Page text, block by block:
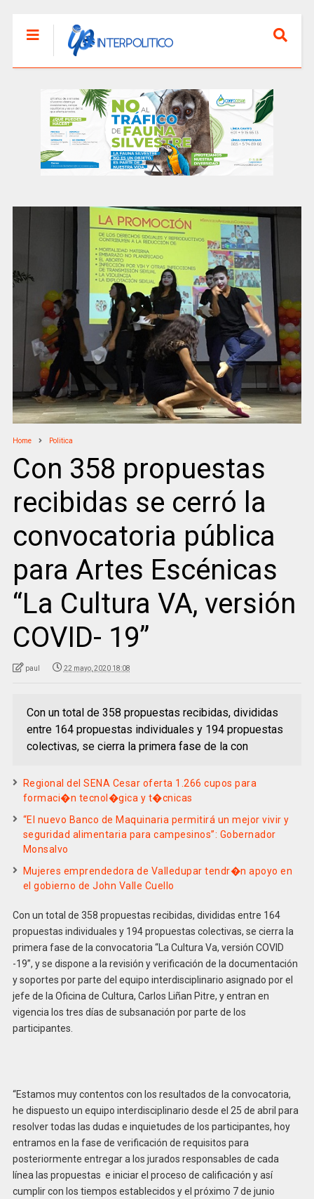
Home Politica
Con 358 propuestas
recibidas se cerró la
convocatoria pública
para Artes Escénicas
“La Cultura VA, versión
COVID- 19”
paul 22 mayo, 2020 18:08
Con un total de 358 propuestas recibidas, divididas
entre 164 propuestas individuales y 194 propuestas
colectivas, se cierra la primera fase de la con
Regional del SENA Cesar oferta 1.266 cupos para
formaci�n tecnol�gica y t�cnicas
“El nuevo Banco de Maquinaria permitirá un mejor vivir y
seguridad alimentaria para campesinos”: Gobernador
Monsalvo
Mujeres emprendedora de Valledupar tendr�n apoyo en
el gobierno de John Valle Cuello
Con un total de 358 propuestas recibidas, divididas entre 164
propuestas individuales y 194 propuestas colectivas, se cierra la
primera fase de la convocatoria “La Cultura Va, versión COVID
-19”, y se dispone a la revisión y verificación de la documentación
y soportes por parte del equipo interdisciplinario asignado por el
jefe de la Oficina de Cultura, Carlos Liñan Pitre, y entran en
vigencia los tres días de subsanación por parte de los
participantes.
“Estamos muy contentos con los resultados de la convocatoria,
he dispuesto un equipo interdisciplinario desde el 25 de abril para
resolver todas las dudas e inquietudes de los participantes, hoy
entramos en la fase de verificación de requisitos para
posteriormente entregar a los jurados responsables de cada
línea las propuestas e iniciar el proceso de calificación y así
cumplir con los tiempos establecidos y el próximo 7 de junio